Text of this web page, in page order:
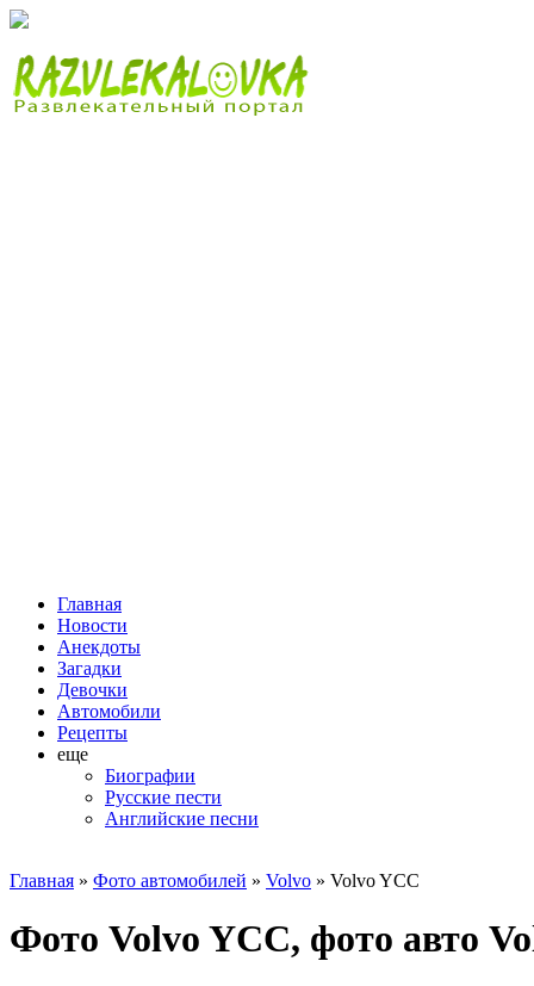
Главная
Новости
Анекдоты
Загадки
Девочки
Автомобили
Рецепты
еще
Биографии
Русские пести
Английские песни
Главная » Фото автомобилей » Volvo » Volvo YCC
Фото Volvo YCC, фото авто